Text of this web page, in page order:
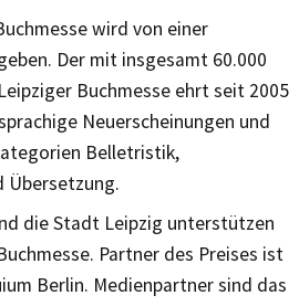
wird von einer
Der mit insgesamt 60.000
Buchmesse ehrt seit 2005
Neuerscheinungen und
Belletristik,
Übersetzung.
die Stadt Leipzig unterstützen
Partner des Preises ist
Berlin. Medienpartner sind das